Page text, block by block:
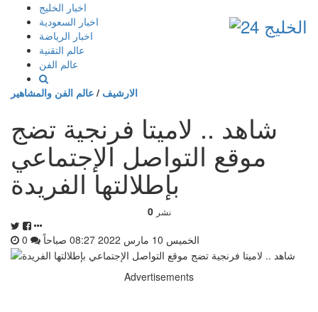
إذهب
المحتوى
اخبار الخليج
اخبار السعودية
اخبار الرياضة
عالم التقنية
عالم الفن
الارشيف / عالم الفن والمشاهير
شاهد .. لاميتا فرنجية تضج
موقع التواصل الإجتماعي
بإطلالتها الفريدة
0 نشر
الخميس 10 مارس 2022 08:27 صباحاً
Advertisements